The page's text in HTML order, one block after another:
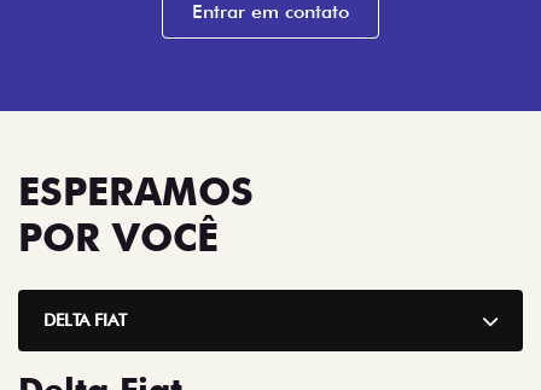
POR VOCÊ
DELTA FIAT
Delta Fiat
Avenida Brasil, 7345 - São Dimas